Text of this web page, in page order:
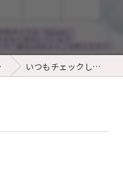
いつもチェックしてくださり